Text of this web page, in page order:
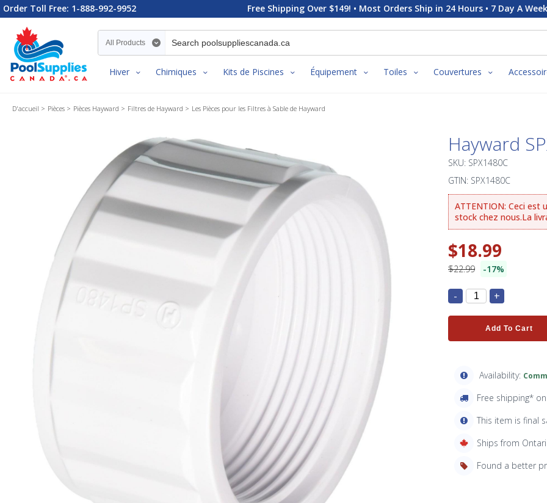
Order Toll Free: 1-888-992-9952 Free Shipping Over $149! • Most Orders Ship in 24 Hours • 7 Day A
Search category
Hiver Chimiques Kits de Piscines Équipement Toiles Couvertures
D'accueil Pièces Pièces Hayward Filtres de Hayward Les Pièces pour les Filtres à Sable de Hayward
Hayward
SKU: SPX1480C
GTIN: SPX1480C
ATTENTION: Ceci est
stock chez nous.La
$18.99
$22.99 -17%
- +
Add To Cart
Availability:
Free shipping*
This item is final
Ships from
Found a better